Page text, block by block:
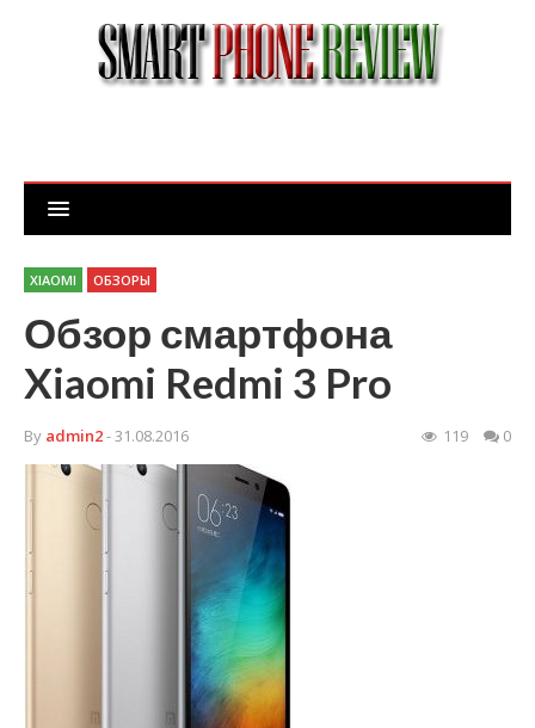
XIAOMI ОБЗОРЫ
Обзор смартфона
Xiaomi Redmi 3 Pro
By admin2- 31.08.2016 119 0